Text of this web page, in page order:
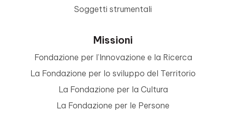
Soggetti strumentali
Missioni
Fondazione per l’Innovazione e la Ricerca
La Fondazione per lo sviluppo del Territorio
La Fondazione per la Cultura
La Fondazione per le Persone